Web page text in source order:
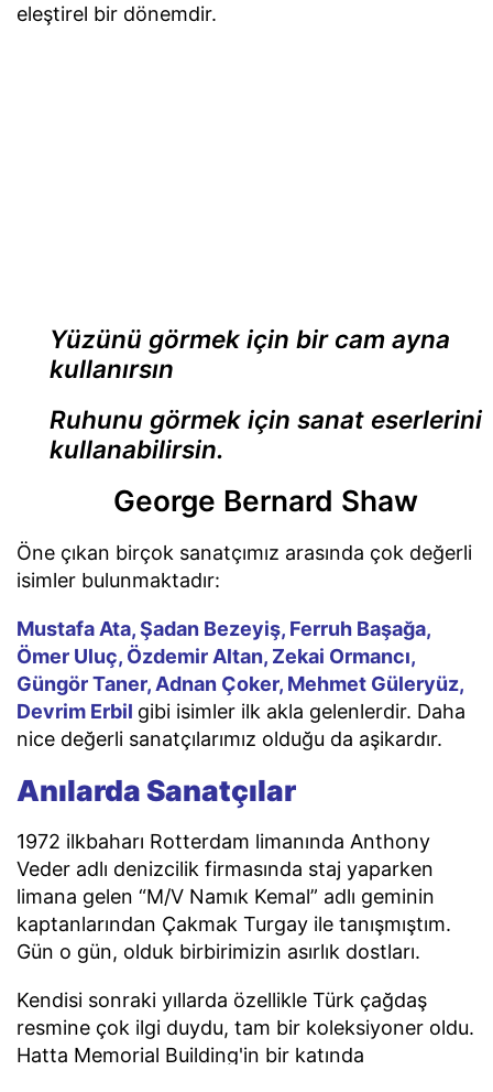
eleştirel bir dönemdir.
Yüzünü görmek için bir cam ayna
kullanırsın
Ruhunu görmek için sanat eserlerini
kullanabilirsin.
George Bernard Shaw
Öne çıkan birçok sanatçımız arasında çok değerli
isimler bulunmaktadır:
Mustafa Ata, Şadan Bezeyiş, Ferruh Başağa,
Ömer Uluç, Özdemir Altan, Zekai Ormancı,
Güngör Taner, Adnan Çoker, Mehmet Güleryüz,
Devrim Erbil gibi isimler ilk akla gelenlerdir. Daha
nice değerli sanatçılarımız olduğu da aşikardır.
Anılarda Sanatçılar
1972 ilkbaharı Rotterdam limanında Anthony
Veder adlı denizcilik firmasında staj yaparken
limana gelen “M/V Namık Kemal” adlı geminin
kaptanlarından Çakmak Turgay ile tanışmıştım.
Gün o gün, olduk birbirimizin asırlık dostları.
Kendisi sonraki yıllarda özellikle Türk çağdaş
resmine çok ilgi duydu, tam bir koleksiyoner oldu.
Hatta Memorial Building'in bir katında